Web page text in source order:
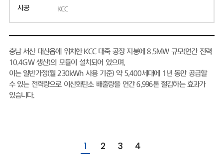
시공 KCC
충남 서산 대산읍에 위치한 KCC 대죽 공장 지붕에 8.5MW 규모(연간 전력
10.4GW 생산)의 모듈이 설치되어 있으며,
이는 일반가정(월 230kWh 사용 기준) 약 5,400세대에 1년 동안 공급할
수 있는 전력량으로 이산화탄소 배출량을 연간 6,996톤 절감하는 효과가
있습니다.
1 2 3 4